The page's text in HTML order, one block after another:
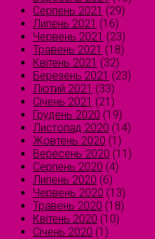
Серпень 2021 (29)
Липень 2021 (16)
Червень 2021 (23)
Травень 2021 (18)
Квітень 2021 (32)
Березень 2021 (23)
Лютий 2021 (33)
Січень 2021 (21)
Грудень 2020 (19)
Листопад 2020 (14)
Жовтень 2020 (1)
Вересень 2020 (11)
Серпень 2020 (4)
Липень 2020 (6)
Червень 2020 (13)
Травень 2020 (18)
Квітень 2020 (10)
Січень 2020 (1)